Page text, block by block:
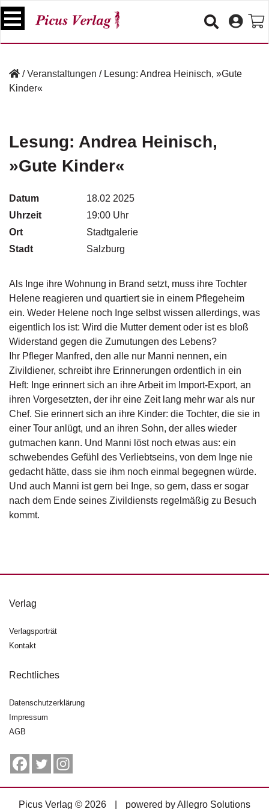
S
k
ü
h
V
r
n
t
a
u
g
e
n
B
l
o
g
V
o
r
s
c
h
u
H
a
r
s
s
R
g
h
ts
Ü
b
/ Veranstaltungen / Lesung: Andrea Heinisch, »Gute
Kinder«
Lesung: Andrea Heinisch,
»Gute Kinder«
Datum
18.02 2025
Uhrzeit
19:00 Uhr
Ort
Stadtgalerie
Stadt
Salzburg
Als Inge ihre Wohnung in Brand setzt, muss ihre Tochter
Helene reagieren und quartiert sie in einem Pflegeheim
ein. Weder Helene noch Inge selbst wissen allerdings, was
eigentlich los ist: Wird die Mutter dement oder ist es bloß
Widerstand gegen die Zumutungen des Lebens?
Ihr Pfleger Manfred, den alle nur Manni nennen, ein
Zivildiener, schreibt ihre Erinnerungen ordentlich in ein
Heft: Inge erinnert sich an ihre Arbeit im Import-Export, an
ihren Vorgesetzten, der ihr eine Zeit lang mehr war als nur
Chef. Sie erinnert sich an ihre Kinder: die Tochter, die sie in
einer Tour anlügt, und an ihren Sohn, der alles wieder
gutmachen kann. Und Manni löst noch etwas aus: ein
schwebendes Gefühl des Verliebtseins, von dem Inge nie
gedacht hätte, dass sie ihm noch einmal begegnen würde.
Und auch Manni ist gern bei Inge, so gern, dass er sogar
nach dem Ende seines Zivildiensts regelmäßig zu Besuch
kommt.
Verlag
Verlagsporträt
Kontakt
Rechtliches
Datenschutzerklärung
Impressum
AGB
Picus Verlag © 2026 powered byAllegro Solutions